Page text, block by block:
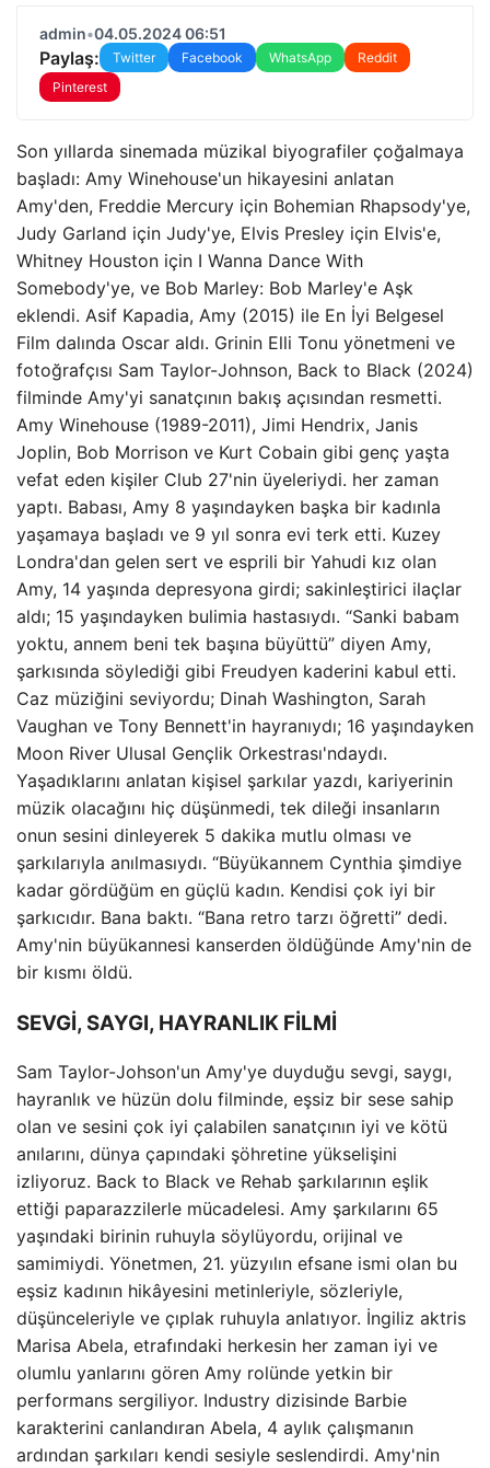
admin•04.05.2024 06:51
Paylaş: Twitter Facebook WhatsApp
Reddit
Pinterest
Son yıllarda sinemada müzikal biyografiler çoğalmaya
başladı: Amy Winehouse'un hikayesini anlatan
Amy'den, Freddie Mercury için Bohemian Rhapsody'ye,
Judy Garland için Judy'ye, Elvis Presley için Elvis'e,
Whitney Houston için I Wanna Dance With
Somebody'ye, ve Bob Marley: Bob Marley'e Aşk
eklendi. Asif Kapadia, Amy (2015) ile En İyi Belgesel
Film dalında Oscar aldı. Grinin Elli Tonu yönetmeni ve
fotoğrafçısı Sam Taylor-Johnson, Back to Black (2024)
filminde Amy'yi sanatçının bakış açısından resmetti.
Amy Winehouse (1989-2011), Jimi Hendrix, Janis
Joplin, Bob Morrison ve Kurt Cobain gibi genç yaşta
vefat eden kişiler Club 27'nin üyeleriydi. her zaman
yaptı. Babası, Amy 8 yaşındayken başka bir kadınla
yaşamaya başladı ve 9 yıl sonra evi terk etti. Kuzey
Londra'dan gelen sert ve esprili bir Yahudi kız olan
Amy, 14 yaşında depresyona girdi; sakinleştirici ilaçlar
aldı; 15 yaşındayken bulimia hastasıydı. “Sanki babam
yoktu, annem beni tek başına büyüttü” diyen Amy,
şarkısında söylediği gibi Freudyen kaderini kabul etti.
Caz müziğini seviyordu; Dinah Washington, Sarah
Vaughan ve Tony Bennett'in hayranıydı; 16 yaşındayken
Moon River Ulusal Gençlik Orkestrası'ndaydı.
Yaşadıklarını anlatan kişisel şarkılar yazdı, kariyerinin
müzik olacağını hiç düşünmedi, tek dileği insanların
onun sesini dinleyerek 5 dakika mutlu olması ve
şarkılarıyla anılmasıydı. “Büyükannem Cynthia şimdiye
kadar gördüğüm en güçlü kadın. Kendisi çok iyi bir
şarkıcıdır. Bana baktı. “Bana retro tarzı öğretti” dedi.
Amy'nin büyükannesi kanserden öldüğünde Amy'nin de
bir kısmı öldü.
SEVGİ, SAYGI, HAYRANLIK FİLMİ
Sam Taylor-Johson'un Amy'ye duyduğu sevgi, saygı,
hayranlık ve hüzün dolu filminde, eşsiz bir sese sahip
olan ve sesini çok iyi çalabilen sanatçının iyi ve kötü
anılarını, dünya çapındaki şöhretine yükselişini
izliyoruz. Back to Black ve Rehab şarkılarının eşlik
ettiği paparazzilerle mücadelesi. Amy şarkılarını 65
yaşındaki birinin ruhuyla söylüyordu, orijinal ve
samimiydi. Yönetmen, 21. yüzyılın efsane ismi olan bu
eşsiz kadının hikâyesini metinleriyle, sözleriyle,
düşünceleriyle ve çıplak ruhuyla anlatıyor. İngiliz aktris
Marisa Abela, etrafındaki herkesin her zaman iyi ve
olumlu yanlarını gören Amy rolünde yetkin bir
performans sergiliyor. Industry dizisinde Barbie
karakterini canlandıran Abela, 4 aylık çalışmanın
ardından şarkıları kendi sesiyle seslendirdi. Amy'nin